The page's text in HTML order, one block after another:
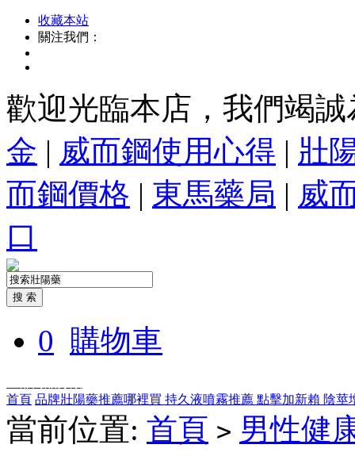
收藏本站
關注我們：
歡迎光臨本店，我們竭
金 | 威而鋼使用心得 | 壯
而鋼價格 | 東馬藥局 | 威
口
0 購物車
首頁 品牌壯陽藥推薦哪裡買 持久液噴霧推薦 點擊加新賴 陰莖
當前位置: 首頁 > 男性健